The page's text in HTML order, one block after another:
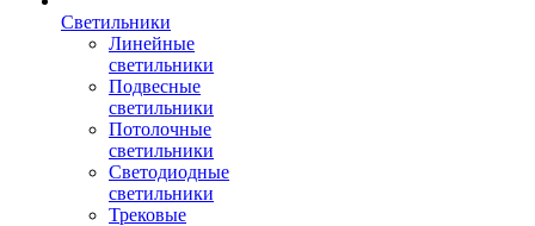
Светильники
Линейные
светильники
Подвесные
светильники
Потолочные
светильники
Светодиодные
светильники
Трековые